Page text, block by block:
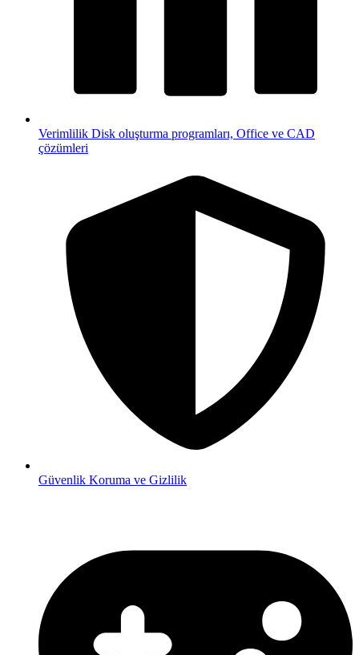
Verimlilik Disk oluşturma programları, Office ve CAD
çözümleri
Güvenlik Koruma ve Gizlilik